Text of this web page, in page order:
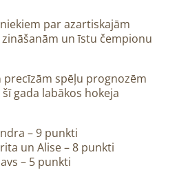
par azartiskajām
un īstu čempionu
precīzām spēļu prognozēm
gada labākos hokeja
– 9 punkti
un Alise – 8 punkti
– 5 punkti